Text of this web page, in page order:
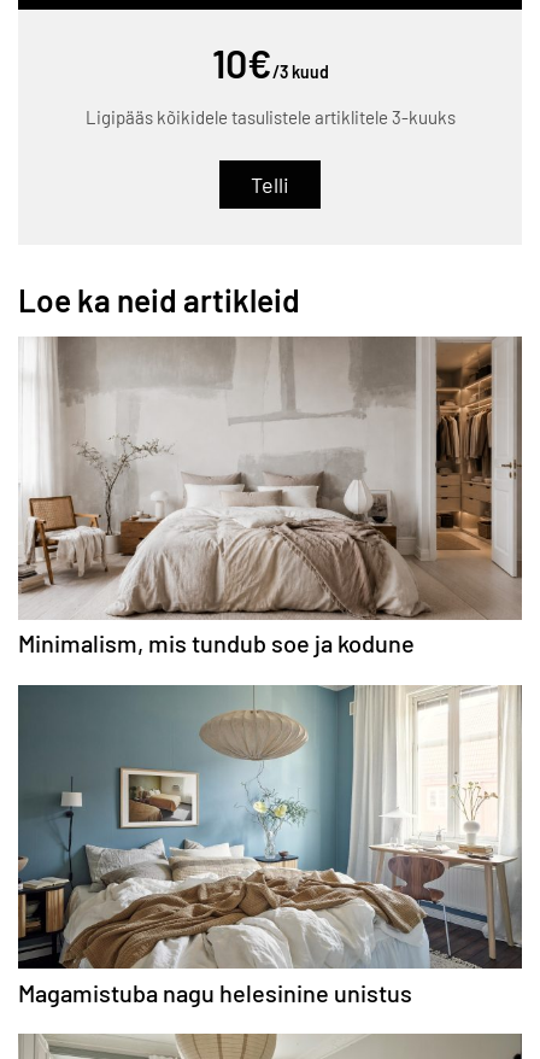
10€/3 kuud
Ligipääs kõikidele tasulistele artiklitele 3-kuuks
Telli
Loe ka neid artikleid
Minimalism, mis tundub soe ja kodune
Magamistuba nagu helesinine unistus